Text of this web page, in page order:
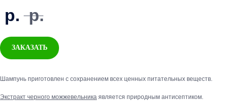
р. р.
ЗАКАЗАТЬ
Шампунь приготовлен с сохранением всех ценных питательных веществ.
Экстракт черного можжевельника является природным антисептиком.